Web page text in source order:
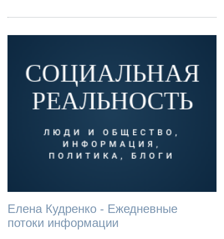
Елена Кудренко - Ежедневные
потоки информации